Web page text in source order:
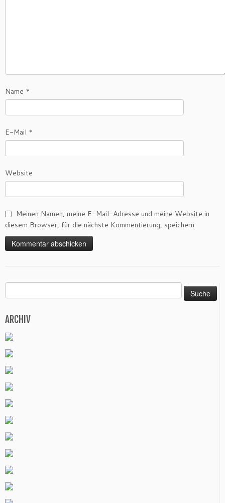
Name *
E-Mail *
Website
Meinen Namen, meine E-Mail-Adresse und meine Website in
diesem Browser, für die nächste Kommentierung, speichern.
nach:
ARCHIV